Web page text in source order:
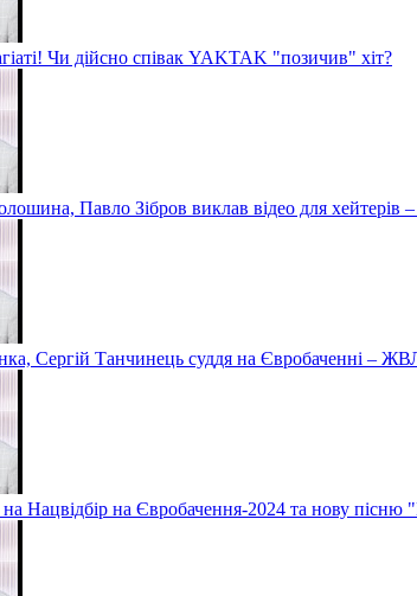
Чи дійсно співак YAKTAK "позичив" хіт?
Павло Зібров виклав відео для хейтерів
Сергій Танчинець суддя на Євробаченні –
Нацвідбір на Євробачення-2024 та нову